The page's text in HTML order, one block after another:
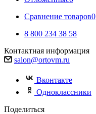
Сравнение товаров0
8 800 234 38 58
Контактная информация
salon@ortovm.ru
Вконтакте
Одноклассники
Поделиться